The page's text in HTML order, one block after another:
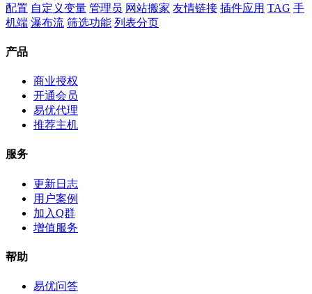
配置 自定义变量 管理员 网站搬家 友情链接 插件应用 TAG 手
机端 瀑布流 筛选功能 列表分页
产品
商业授权
开通会员
易优代理
推荐主机
服务
更新日志
用户案例
加入Q群
增值服务
帮助
易优问答